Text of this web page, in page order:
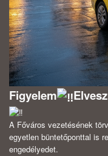
Figyelem
A Főváros vezetésének
egyetlen büntetőponttal is
engedélyedet.